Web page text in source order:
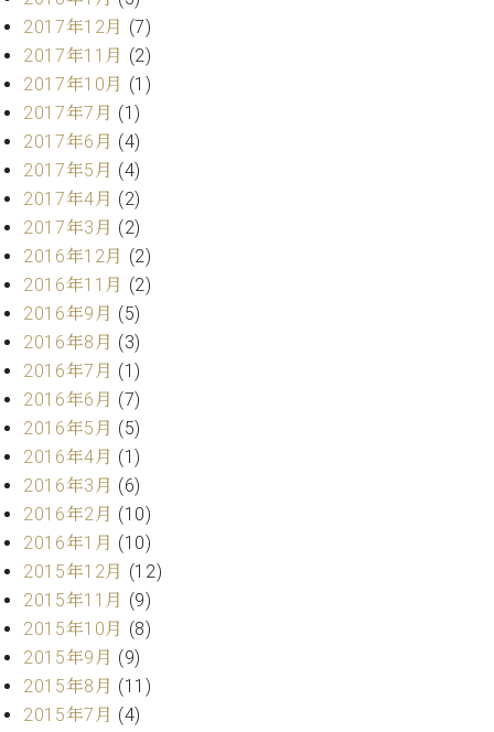
2017年12月 (7)
2017年11月 (2)
2017年10月 (1)
2017年7月 (1)
2017年6月 (4)
2017年5月 (4)
2017年4月 (2)
2017年3月 (2)
2016年12月 (2)
2016年11月 (2)
2016年9月 (5)
2016年8月 (3)
2016年7月 (1)
2016年6月 (7)
2016年5月 (5)
2016年4月 (1)
2016年3月 (6)
2016年2月 (10)
2016年1月 (10)
2015年12月 (12)
2015年11月 (9)
2015年10月 (8)
2015年9月 (9)
2015年8月 (11)
2015年7月 (4)